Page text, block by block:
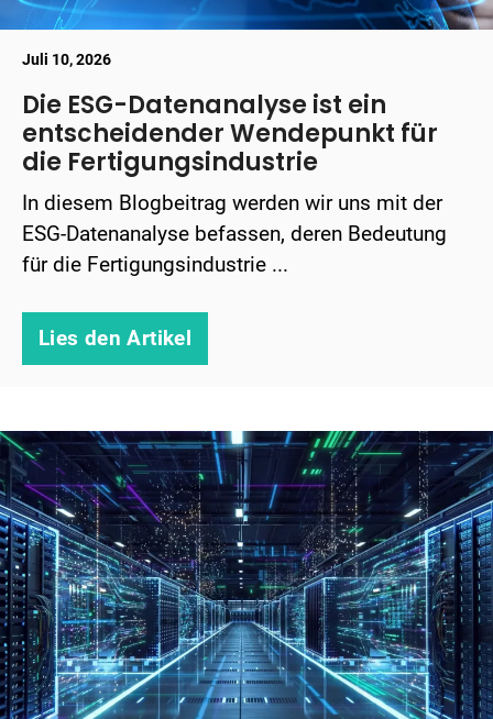
Juli 10, 2026
Die ESG-Datenanalyse ist ein
entscheidender Wendepunkt für
die Fertigungsindustrie
In diesem Blogbeitrag werden wir uns mit der
ESG-Datenanalyse befassen, deren Bedeutung
für die Fertigungsindustrie ...
Lies den Artikel